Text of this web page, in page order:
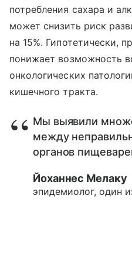
потребления сахара и
может снизить риск
на 15%. Гипотетически,
понижает возможность
онкологических
кишечного тракта.
Мы выявили
между
органов
Йоханнес Мелаку
эпидемиолог, один